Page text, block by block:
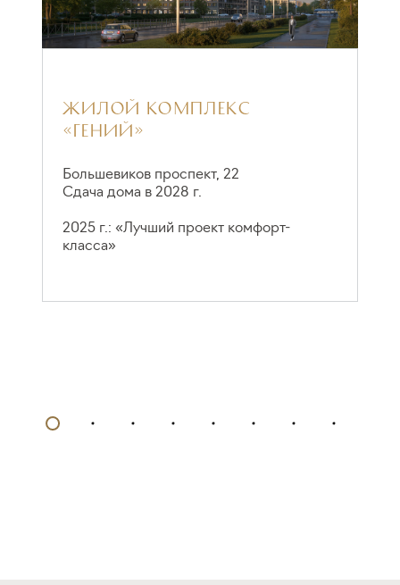
ЖИЛОЙ КОМПЛЕКС
«ГЕНИЙ»
Большевиков проспект, 22
Сдача дома в 2028 г.
2025 г.: «Лучший проект комфорт-
класса»